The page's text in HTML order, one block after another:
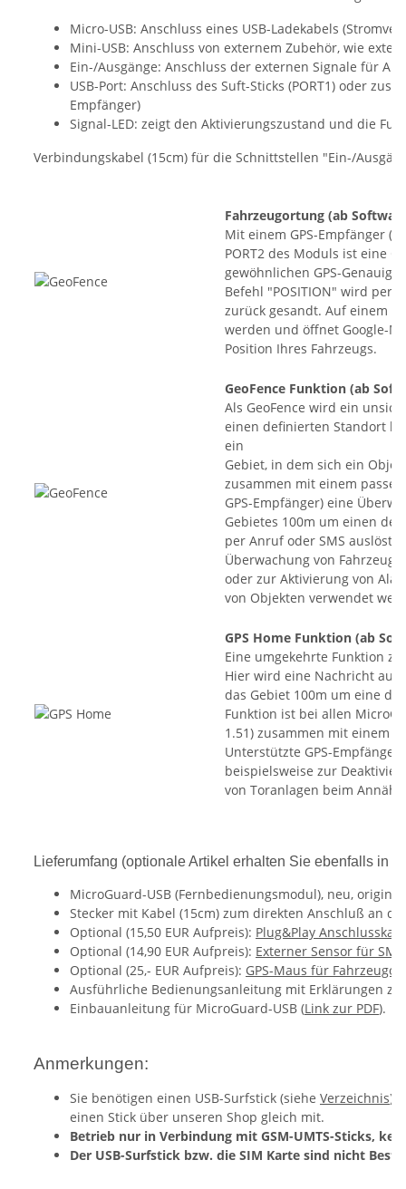
Micro-USB: Anschluss eines USB-Ladekabels
Mini-USB: Anschluss von externem Zubehör, wie
Ein-/Ausgänge: Anschluss der externen Signale für
USB-Port: Anschluss des Suft-Sticks (PORT1) oder
Empfänger)
Signal-LED: zeigt den Aktivierungszustand und die
Verbindungskabel (15cm) für die Schnittstellen "Ein-/
Fahrzeugortung (ab
Mit einem GPS-Empfänger
PORT2 des Moduls ist eine
gewöhnlichen GPS-
Befehl "POSITION" wird per
zurück gesandt. Auf einem
werden und öffnet Google-
Position Ihres Fahrzeugs.
GeoFence Funktion (ab
Als GeoFence wird ein
einen definierten Standort
ein
Gebiet, in dem sich ein
zusammen mit einem
GPS-Empfänger) eine
Gebietes 100m um einen
per Anruf oder SMS auslöst.
Überwachung von
oder zur Aktivierung von
von Objekten verwendet
GPS Home Funktion (ab
Eine umgekehrte Funktion zu
Hier wird eine Nachricht
das Gebiet 100m um eine
Funktion ist bei allen
1.51) zusammen mit einem
Unterstützte GPS-
beispielsweise zur
von Toranlagen beim
Lieferumfang (optionale Artikel erhalten Sie ebenfalls in
MicroGuard-USB (Fernbedienungsmodul), neu,
Stecker mit Kabel (15cm) zum direkten Anschluß an
Optional (15,50 EUR Aufpreis): Plug&Play
Optional (14,90 EUR Aufpreis): Externer Sensor für
Optional (25,- EUR Aufpreis): GPS-Maus für
Ausführliche Bedienungsanleitung mit Erklärungen zu
Einbauanleitung für MicroGuard-USB (Link zur PDF).
Anmerkungen:
Sie benötigen einen USB-Surfstick (siehe Verzeichnis)
einen Stick über unseren Shop gleich mit.
Betrieb nur in Verbindung mit GSM-UMTS-Sticks,
Der USB-Surfstick bzw. die SIM Karte sind nicht